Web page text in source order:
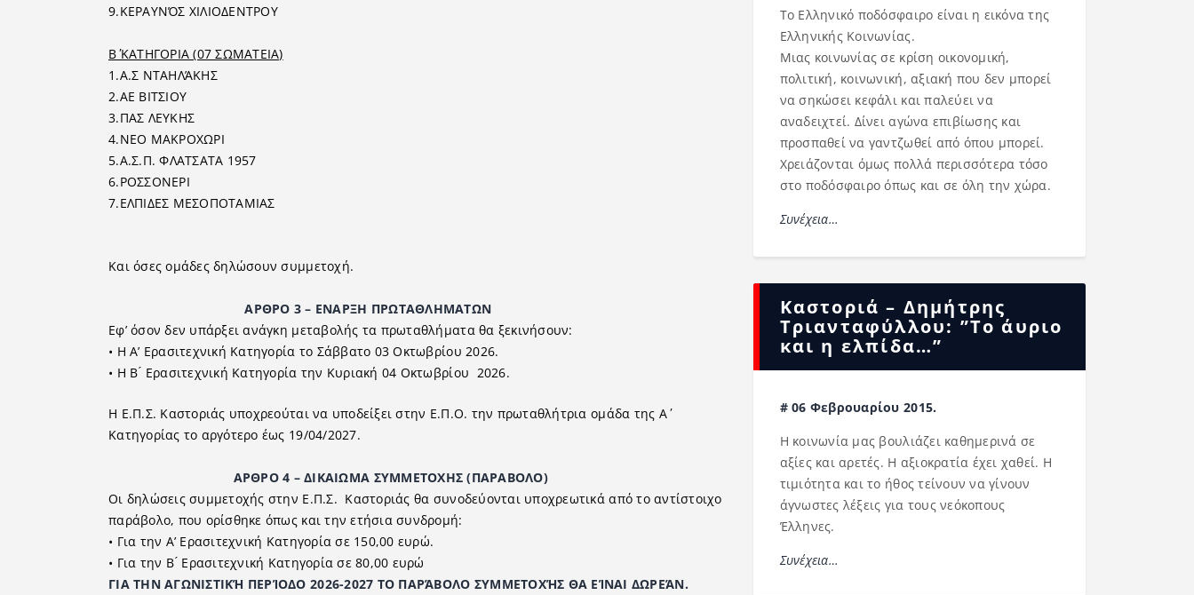
9.ΚΕΡΑΥΝΌΣ ΧΙΛΙΟΔΕΝΤΡΟΥ
Β΄ ΚΑΤΗΓΟΡΙΑ (07 ΣΩΜΑΤΕΙΑ)
1.Α.Σ ΝΤΑΗΛΆΚΗΣ
2.ΑΕ ΒΙΤΣΙΟΥ
3.ΠΑΣ ΛΕΥΚΗΣ
4.ΝΕΟ ΜΑΚΡΟΧΩΡΙ
5.Α.Σ.Π. ΦΛΑΤΣΑΤΑ 1957
6.ΡΟΣΣΟΝΕΡΙ
7.ΕΛΠΙΔΕΣ ΜΕΣΟΠΟΤΑΜΙΑΣ
Και όσες ομάδες δηλώσουν συμμετοχή.
ΑΡΘΡΟ 3 – ΕΝΑΡΞΗ ΠΡΩΤΑΘΛΗΜΑΤΩΝ
Εφ’ όσον δεν υπάρξει ανάγκη μεταβολής τα πρωταθλήματα θα ξεκινήσουν:
• Η Α’ Ερασιτεχνική Κατηγορία το Σάββατο 03 Οκτωβρίου 2026.
• Η B ́ Ερασιτεχνική Κατηγορία την Κυριακή 04 Οκτωβρίου 2026.
Η Ε.Π.Σ. Καστοριάς υποχρεούται να υποδείξει στην Ε.Π.Ο. την πρωταθλήτρια ομάδα της Α΄
Κατηγορίας το αργότερο έως 19/04/2027.
ΑΡΘΡΟ 4 – ∆ΙΚΑΙΩΜΑ ΣΥΜΜΕΤΟΧΗΣ (ΠΑΡΑΒΟΛΟ)
Οι δηλώσεις συμμετοχής στην Ε.Π.Σ. Καστοριάς θα συνοδεύονται υποχρεωτικά από το αντίστοιχο
παράβολο, που ορίσθηκε όπως και την ετήσια συνδρομή:
• Για την Α’ Ερασιτεχνική Κατηγορία σε 150,00 ευρώ.
• Για την Β ́ Ερασιτεχνική Κατηγορία σε 80,00 ευρώ
ΓΙΑ ΤΗΝ ΑΓΩΝΙΣΤΙΚΉ ΠΕΡΊΟΔΟ 2026-2027 ΤΟ ΠΑΡΆΒΟΛΟ ΣΥΜΜΕΤΟΧΉΣ ΘΑ ΕΊΝΑΙ ΔΩΡΕΆΝ.
Το Ελληνικό ποδόσφαιρο είναι η εικόνα της
Ελληνικής Κοινωνίας.
Μιας κοινωνίας σε κρίση οικονομική,
πολιτική, κοινωνική, αξιακή που δεν μπορεί
να σηκώσει κεφάλι και παλεύει να
αναδειχτεί. Δίνει αγώνα επιβίωσης και
προσπαθεί να γαντζωθεί από όπου μπορεί.
Χρειάζονται όμως πολλά περισσότερα τόσο
στο ποδόσφαιρο όπως και σε όλη την χώρα.
Συνέχεια…
Καστοριά – Δημήτρης
Τριανταφύλλου: ”Το άυριο
και η ελπίδα…”
# 06 Φεβρουαρίου 2015.
Η κοινωνία μας βουλιάζει καθημερινά σε
αξίες και αρετές. Η αξιοκρατία έχει χαθεί. Η
τιμιότητα και το ήθος τείνουν να γίνουν
άγνωστες λέξεις για τους νεόκοπους
Έλληνες.
Συνέχεια…